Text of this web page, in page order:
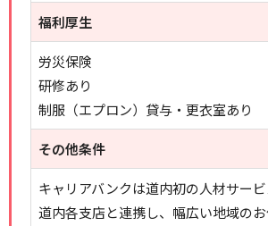
福利厚生
労災保険
研修あり
制服（エプロン）貸与・更衣室あり
その他条件
キャリアバンクは道内初の人材サービ
道内各支店と連携し、幅広い地域のお